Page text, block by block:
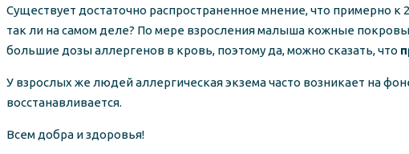
Существует достаточно распространенное мнение, что примерно
так ли на самом деле? По мере взросления малыша кожные
большие дозы аллергенов в кровь, поэтому да, можно сказать, что
У взрослых же людей аллергическая экзема часто возникает на
восстанавливается.
Всем добра и здоровья!